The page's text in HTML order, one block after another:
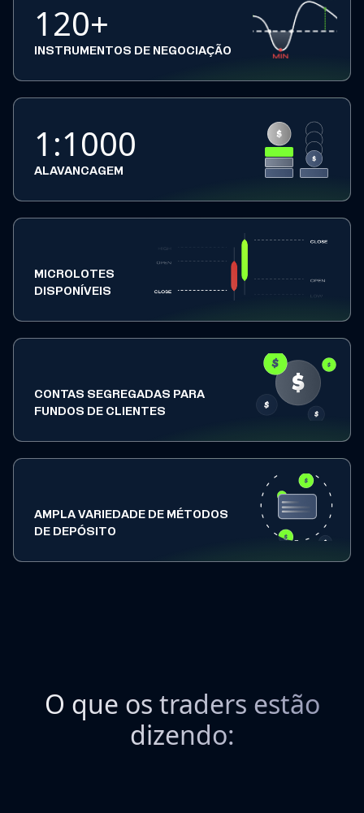
120+
INSTRUMENTOS DE NEGOCIAÇÃO
1:1000
ALAVANCAGEM
MICROLOTES
DISPONÍVEIS
CONTAS SEGREGADAS PARA
FUNDOS DE CLIENTES
AMPLA VARIEDADE DE MÉTODOS
DE DEPÓSITO
O que os traders estão
dizendo: